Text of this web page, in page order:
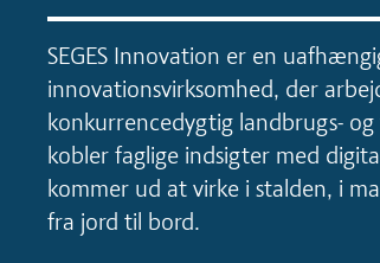
SEGES Innovation er en
innovationsvirksomhed, der
konkurrencedygtig landbrugs-
kobler faglige indsigter med
kommer ud at virke i stalden, i
fra jord til bord.